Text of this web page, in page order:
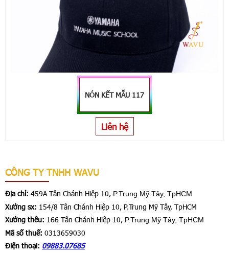
NÓN KẾT MẪU 117
Liên hệ
CÔNG TY TNHH WAVU
Địa chỉ: 459A Tân Chánh Hiệp 10, P.Trung Mỹ Tây, TpHCM
Xưởng sx: 154/8 Tân Chánh Hiệp 10, P.Trung Mỹ Tây, TpHCM
Xưởng thêu: 166 Tân Chánh Hiệp 10, P.Trung Mỹ Tây, TpHCM
Mã số thuế: 0313659030
Điện thoại: 09883.07685